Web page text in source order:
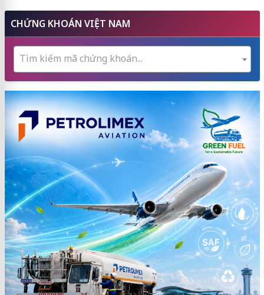
CHỨNG KHOÁN VIỆT NAM
Tìm kiếm mã chứng khoán...